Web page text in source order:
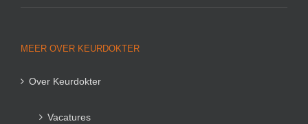
MEER OVER KEURDOKTER
Over Keurdokter
Vacatures